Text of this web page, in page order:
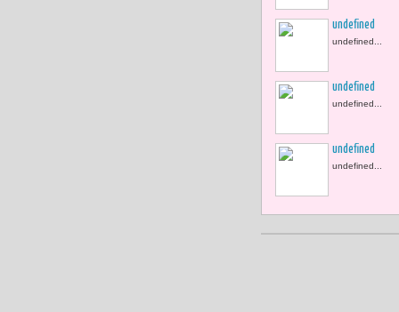
undefined
undefined...
undefined
undefined...
undefined
undefined...